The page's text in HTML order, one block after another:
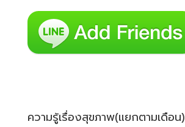
ความรู้เรื่องสุขภาพ(แยกตามเดือน)